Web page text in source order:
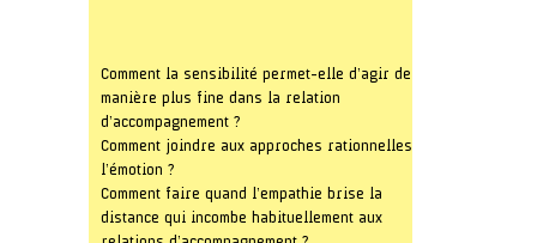
Comment la sensibilité permet-elle d’agir de
manière plus fine dans la relation
d’accompagnement ?
Comment joindre aux approches rationnelles
l’émotion ?
Comment faire quand l’empathie brise la
distance qui incombe habituellement aux